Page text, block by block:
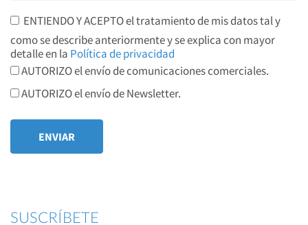
ENTIENDO Y ACEPTO el tratamiento de mis datos tal y
como se describe anteriormente y se explica con mayor
detalle en la Política de privacidad
AUTORIZO el envío de comunicaciones comerciales.
AUTORIZO el envío de Newsletter.
SUSCRÍBETE